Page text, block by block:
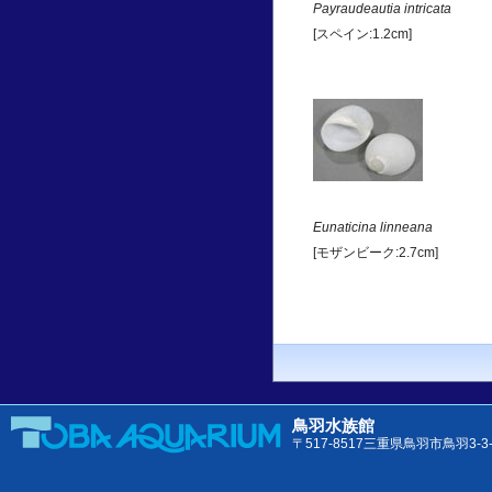
Payraudeautia intricata
[スペイン:1.2cm]
Eunaticina linneana
[モザンビーク:2.7cm]
鳥羽水族館
〒517-8517三重県鳥羽市鳥羽3-